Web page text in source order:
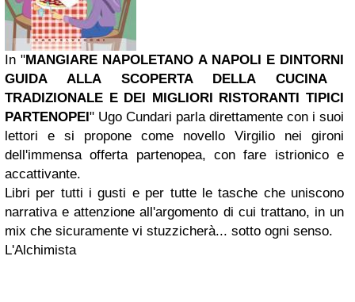
In "MANGIARE NAPOLETANO A NAPOLI E DINTORNI
GUIDA ALLA SCOPERTA DELLA CUCINA
TRADIZIONALE E DEI MIGLIORI RISTORANTI TIPICI
PARTENOPEI" Ugo Cundari parla direttamente con i suoi
lettori e si propone come novello Virgilio nei gironi
dell'immensa offerta partenopea, con fare istrionico e
accattivante.
Libri per tutti i gusti e per tutte le tasche che uniscono
narrativa e attenzione all'argomento di cui trattano, in un
mix che sicuramente vi stuzzicherà... sotto ogni senso.
L'Alchimista